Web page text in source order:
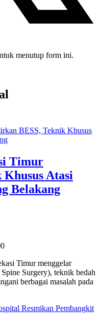
menutup form ini.
Timur
Atasi
Belakang
Timur menggelar
Surgery), teknik bedah
berbagai masalah pada